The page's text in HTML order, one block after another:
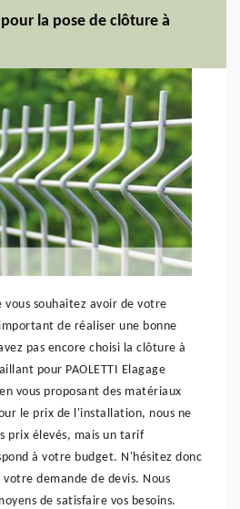
la pose de clôture à
vous souhaitez avoir de votre
de réaliser une bonne
pas encore choisi la clôture à
pour PAOLETTI Elagage
vous proposant des matériaux
le prix de l'installation, nous ne
prix élevés, mais un tarif
à votre budget. N'hésitez donc
demande de devis. Nous
de satisfaire vos besoins.